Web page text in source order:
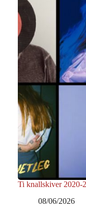
Ti knallskiver 2020-
08/06/2026